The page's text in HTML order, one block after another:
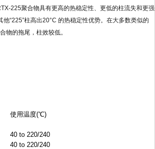
225聚合物具有更高的热稳定性、更低的柱流失和更强
“225”柱高出20°C 的热稳定性优势。在大多数类似的
物的拖尾，柱效较低。
使用温度(℃)
40 to 220/240
40 to 220/240